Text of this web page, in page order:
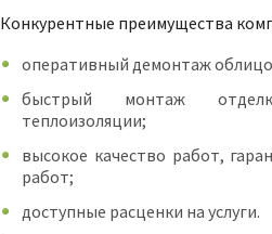
Конкурентные преимущества
оперативный демонтаж
быстрый монтаж
теплоизоляции;
высокое качество работ,
работ;
доступные расценки на услуги.